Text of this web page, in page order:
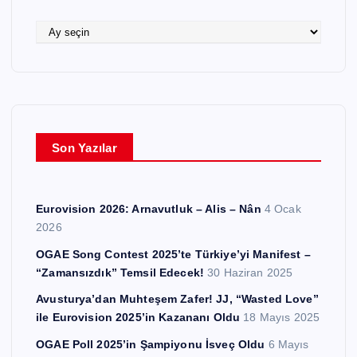
Son Yazılar
Eurovision 2026: Arnavutluk – Alis – Nân 4 Ocak
2026
OGAE Song Contest 2025’te Türkiye’yi Manifest –
“Zamansızdık” Temsil Edecek! 30 Haziran 2025
Avusturya’dan Muhteşem Zafer! JJ, “Wasted Love”
ile Eurovision 2025’in Kazananı Oldu 18 Mayıs 2025
OGAE Poll 2025’in Şampiyonu İsveç Oldu 6 Mayıs